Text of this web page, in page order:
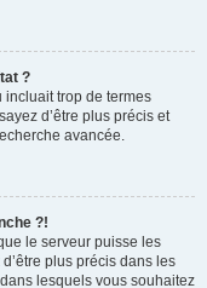
?
incluait trop de termes
d’être plus précis et
avancée.
?!
le serveur puisse les
plus précis dans les
lesquels vous souhaitez